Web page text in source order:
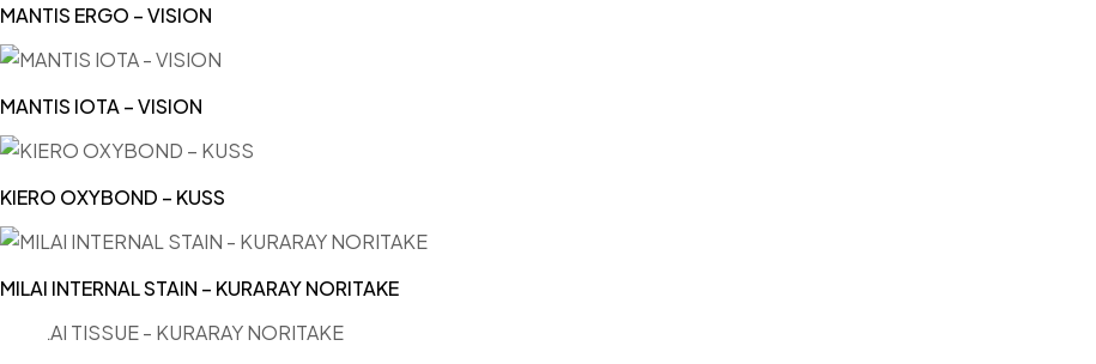
MANTIS ERGO – VISION
MANTIS IOTA – VISION
KIERO OXYBOND – KUSS
MILAI INTERNAL STAIN – KURARAY NORITAKE